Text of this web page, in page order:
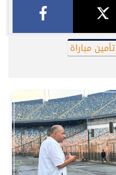
تأمين مباراة